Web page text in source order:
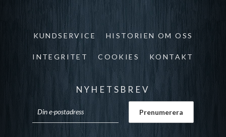
KUNDSERVICE HISTORIEN OM OSS
INTEGRITET COOKIES KONTAKT
NYHETSBREV